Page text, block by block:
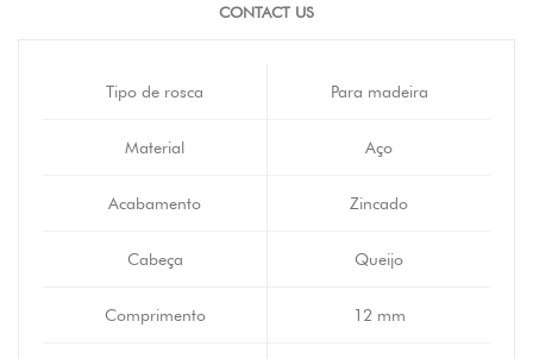
CONTACT US
Tipo de rosca Para madeira
Material Aço
Acabamento Zincado
Cabeça Queijo
Comprimento 12 mm